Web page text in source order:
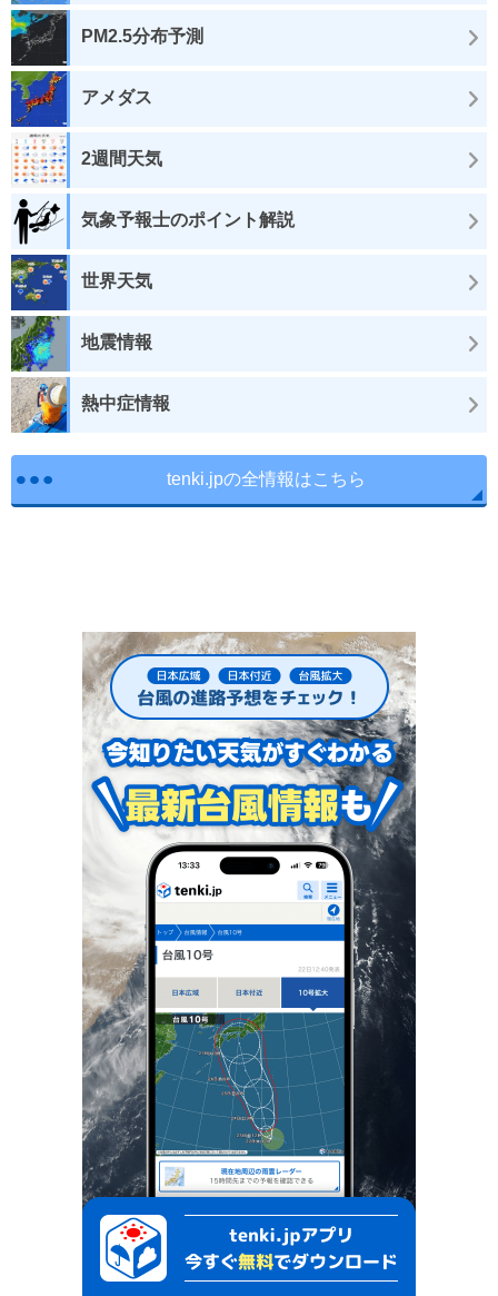
PM2.5分布予測
アメダス
2週間天気
気象予報士のポイント解説
世界天気
地震情報
熱中症情報
tenki.jpの全情報はこちら